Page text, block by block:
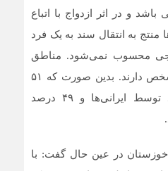
و در اثر ازدواج با اتباع
منتج به انتقال سند به یک فرد
محسوب نمی‌شود. مناطق
آزاد هم که دستوالعمل مشخص دارند. بدین صورت که ۵۱
درصد سرمایه گذاری باید توسط ایرانی‌ها و ۴۹ درصد
در عین حال گفت: با